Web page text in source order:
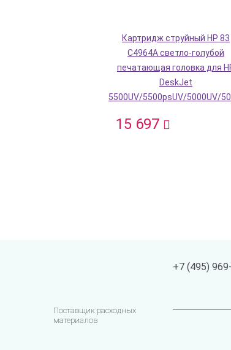
Картридж струйный HP 83
C4964A светло-голубой
печатающая головка для
DeskJet
5500UV/5500psUV/5000UV/
15 697
Поставщик расходных
материалов
+7 (495)